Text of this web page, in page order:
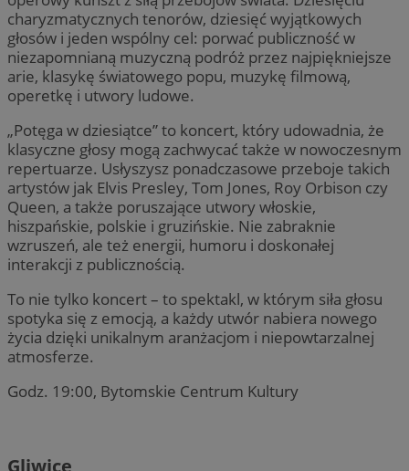
charyzmatycznych tenorów, dziesięć wyjątkowych
głosów i jeden wspólny cel: porwać publiczność w
niezapomnianą muzyczną podróż przez najpiękniejsze
arie, klasykę światowego popu, muzykę filmową,
operetkę i utwory ludowe.
„Potęga w dziesiątce” to koncert, który udowadnia, że
klasyczne głosy mogą zachwycać także w nowoczesnym
repertuarze. Usłyszysz ponadczasowe przeboje takich
artystów jak Elvis Presley, Tom Jones, Roy Orbison czy
Queen, a także poruszające utwory włoskie,
hiszpańskie, polskie i gruzińskie. Nie zabraknie
wzruszeń, ale też energii, humoru i doskonałej
interakcji z publicznością.
To nie tylko koncert – to spektakl, w którym siła głosu
spotyka się z emocją, a każdy utwór nabiera nowego
życia dzięki unikalnym aranżacjom i niepowtarzalnej
atmosferze.
Godz. 19:00, Bytomskie Centrum Kultury
Gliwice